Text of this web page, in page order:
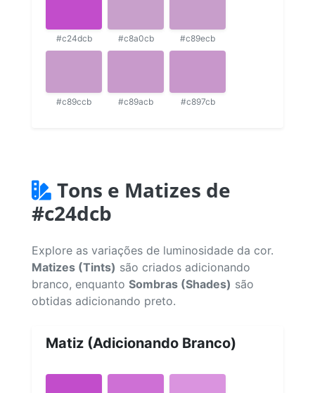
#c24dcb #c8a0cb #c89ecb
#c89ccb #c89acb #c897cb
Tons e Matizes de
#c24dcb
Explore as variações de luminosidade da cor.
Matizes (Tints) são criados adicionando
branco, enquanto Sombras (Shades) são
obtidas adicionando preto.
Matiz (Adicionando Branco)